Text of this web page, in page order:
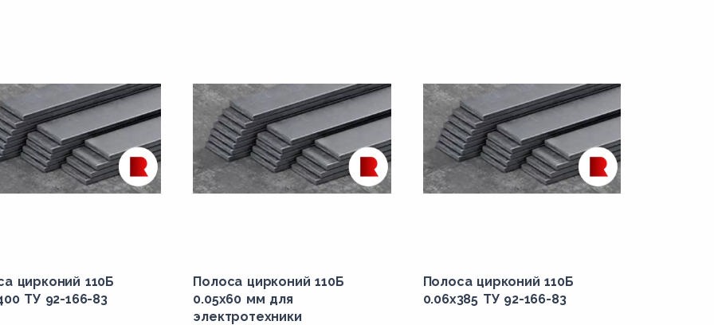
цирконий 110Б
ТУ 92-166-83
Полоса цирконий 110Б
0.05х60 мм для
электротехники
Полоса цирконий 110Б
0.06x385 ТУ 92-166-83